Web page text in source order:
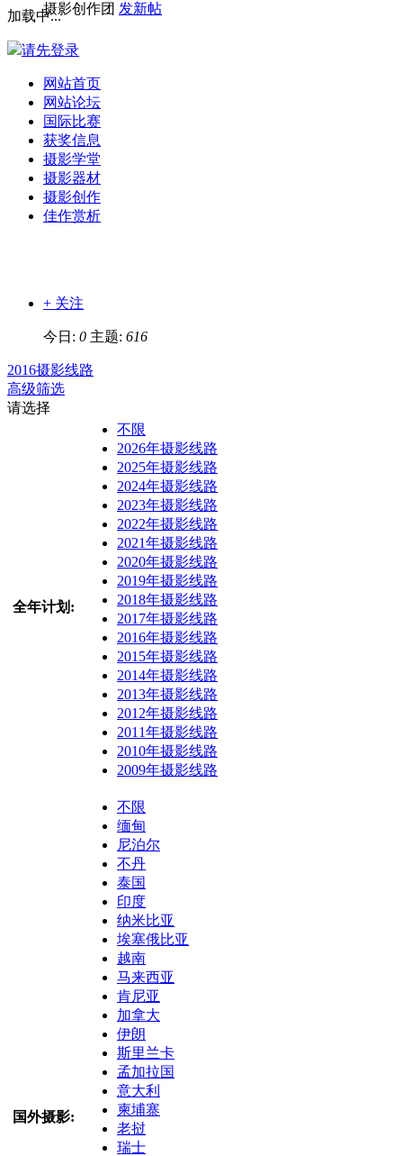
加载中...
请先登录
网站首页
网站论坛
国际比赛
获奖信息
摄影学堂
摄影器材
摄影创作
佳作赏析
摄影创作团 发新帖
+ 关注
今日: 0 主题: 616
2016摄影线路
高级筛选
请选择
全年计划:
不限
2026年摄影线路
2025年摄影线路
2024年摄影线路
2023年摄影线路
2022年摄影线路
2021年摄影线路
2020年摄影线路
2019年摄影线路
2018年摄影线路
2017年摄影线路
2016年摄影线路
2015年摄影线路
2014年摄影线路
2013年摄影线路
2012年摄影线路
2011年摄影线路
2010年摄影线路
2009年摄影线路
国外摄影:
不限
缅甸
尼泊尔
不丹
泰国
印度
纳米比亚
埃塞俄比亚
越南
马来西亚
肯尼亚
加拿大
伊朗
斯里兰卡
孟加拉国
意大利
柬埔寨
老挝
瑞士